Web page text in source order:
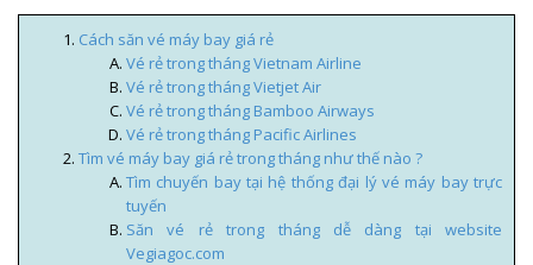
Cách săn vé máy bay giá rẻ
Vé rẻ trong tháng Vietnam Airline
Vé rẻ trong tháng Vietjet Air
Vé rẻ trong tháng Bamboo Airways
Vé rẻ trong tháng Pacific Airlines
Tìm vé máy bay giá rẻ trong tháng như thế nào ?
Tìm chuyến bay tại hệ thống đại lý vé máy bay trực
tuyến
Săn vé rẻ trong tháng dễ dàng tại website
Vegiagoc.com